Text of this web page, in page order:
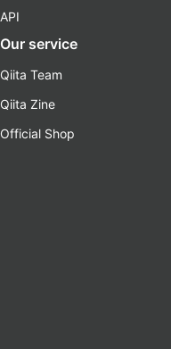
API
Our service
Qiita Team
Qiita Zine
Official Shop